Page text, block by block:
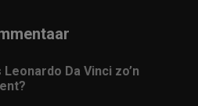
Da Vinci zo’n